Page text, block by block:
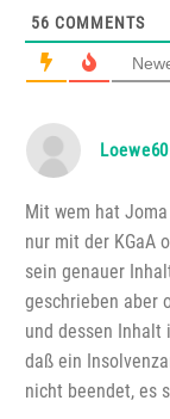
56 COMMENTS
Loewe60
Mit wem hat
nur mit der KGaA
sein genauer
geschrieben aber
und dessen Inhalt
daß ein
nicht beendet, es